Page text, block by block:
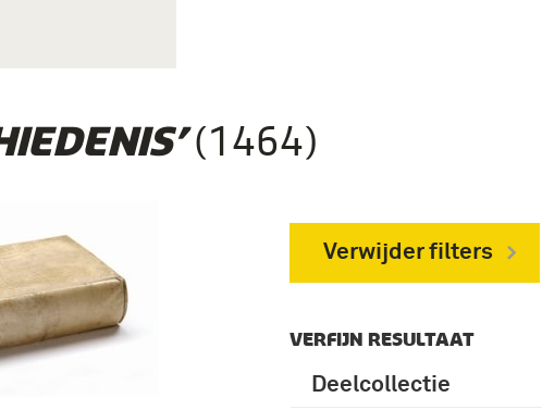
(1464)
Verwijder filters
VERFIJN RESULTAAT
Deelcollectie